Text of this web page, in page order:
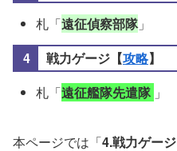
札「遠征偵察部隊」
戦力ゲージ【攻略】
札「遠征艦隊先遣隊 」
本ページでは「4.戦力ゲージ